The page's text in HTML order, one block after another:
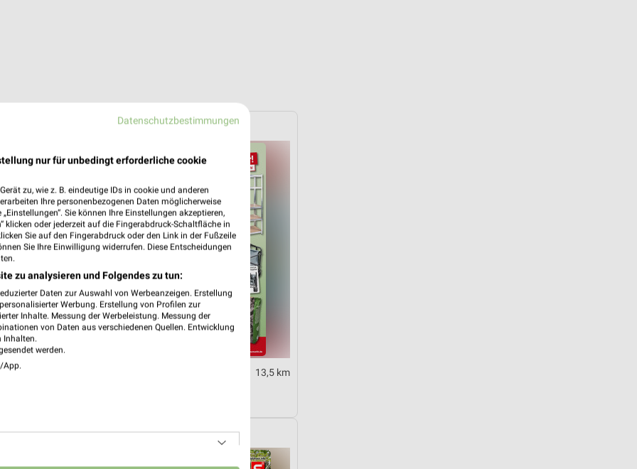
Sonderpreis Baumarkt
13,5 km
BAUHAUS
Datenschutzbestimmungen
nur für unbedingt erforderliche cookie
zu, wie z. B. eindeutige IDs in cookie und anderen
Ihre personenbezogenen Daten möglicherweise
Sie können Ihre Einstellungen akzeptieren,
klicken oder jederzeit auf die Fingerabdruck-Schaltfläche in
Sie auf den Fingerabdruck oder den Link in der Fußzeile
Sie Ihre Einwilligung widerrufen. Diese Entscheidungen
zu analysieren und Folgendes zu tun:
Daten zur Auswahl von Werbeanzeigen. Erstellung
Werbung. Erstellung von Profilen zur
Inhalte. Messung der Werbeleistung. Messung der
von Daten aus verschiedenen Quellen. Entwicklung
Inhalten.
werden.
App.